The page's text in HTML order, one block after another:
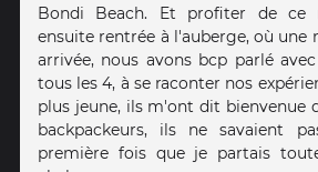
Bondi Beach. Et profiter de ce
ensuite rentrée à l'auberge, où une
arrivée, nous avons bcp parlé
tous les 4, à se raconter nos
plus jeune, ils m'ont dit bienvenue
backpackeurs, ils ne savaient
première fois que je partais